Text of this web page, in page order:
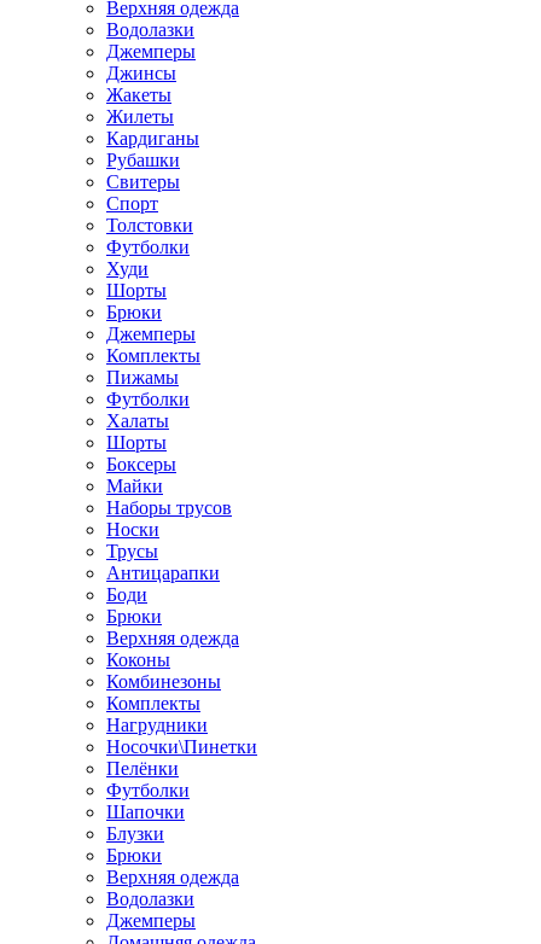
Верхняя одежда
Водолазки
Джемперы
Джинсы
Жакеты
Жилеты
Кардиганы
Рубашки
Свитеры
Спорт
Толстовки
Футболки
Худи
Шорты
Брюки
Джемперы
Комплекты
Пижамы
Футболки
Халаты
Шорты
Боксеры
Майки
Наборы трусов
Носки
Трусы
Антицарапки
Боди
Брюки
Верхняя одежда
Коконы
Комбинезоны
Комплекты
Нагрудники
Носочки\Пинетки
Пелёнки
Футболки
Шапочки
Блузки
Брюки
Верхняя одежда
Водолазки
Джемперы